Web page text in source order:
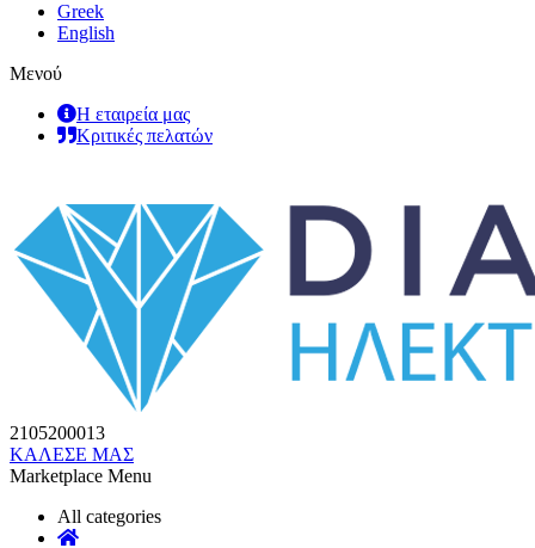
Greek
English
Μενού
Η εταιρεία μας
Κριτικές πελατών
2105200013
ΚΑΛΕΣΕ ΜΑΣ
Marketplace Menu
All categories